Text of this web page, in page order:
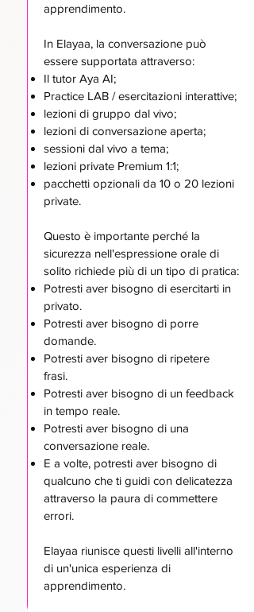
apprendimento.
In Elayaa, la conversazione può
essere supportata attraverso:
Il tutor Aya AI;
Practice LAB / esercitazioni interattive;
lezioni di gruppo dal vivo;
lezioni di conversazione aperta;
sessioni dal vivo a tema;
lezioni private Premium 1:1;
pacchetti opzionali da 10 o 20 lezioni
private.
Questo è importante perché la
sicurezza nell'espressione orale di
solito richiede più di un tipo di pratica:
Potresti aver bisogno di esercitarti in
privato.
Potresti aver bisogno di porre
domande.
Potresti aver bisogno di ripetere
frasi.
Potresti aver bisogno di un feedback
in tempo reale.
Potresti aver bisogno di una
conversazione reale.
E a volte, potresti aver bisogno di
qualcuno che ti guidi con delicatezza
attraverso la paura di commettere
errori.
Elayaa riunisce questi livelli all'interno
di un'unica esperienza di
apprendimento.